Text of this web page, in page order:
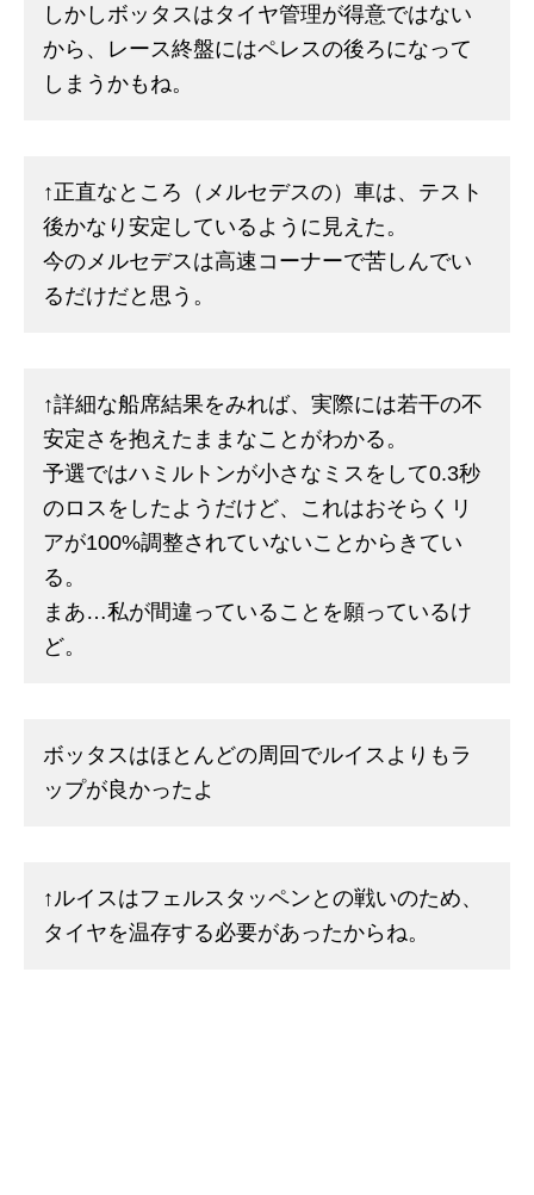
しかしボッタスはタイヤ管理が得意ではない
から、レース終盤にはペレスの後ろになって
しまうかもね。
↑正直なところ（メルセデスの）車は、テスト
後かなり安定しているように見えた。
今のメルセデスは高速コーナーで苦しんでい
るだけだと思う。
↑詳細な船席結果をみれば、実際には若干の不
安定さを抱えたままなことがわかる。
予選ではハミルトンが小さなミスをして0.3秒
のロスをしたようだけど、これはおそらくリ
アが100%調整されていないことからきてい
る。
まあ…私が間違っていることを願っているけ
ど。
ボッタスはほとんどの周回でルイスよりもラ
ップが良かったよ
↑ルイスはフェルスタッペンとの戦いのため、
タイヤを温存する必要があったからね。